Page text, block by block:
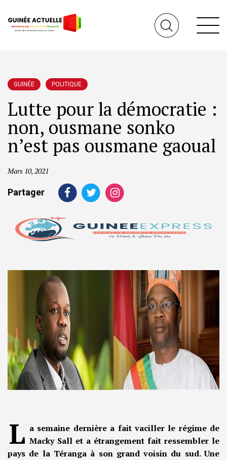
GUINÉE POLITIQUE
Lutte pour la démocratie :
non, ousmane sonko
n’est pas ousmane gaoual
Mars 10, 2021
Partager
L a semaine dernière a fait vaciller le régime de
Macky Sall et a étrangement fait ressembler le
pays de la Téranga à son grand voisin du sud. Une